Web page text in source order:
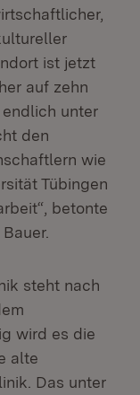
ist jetzt
auf zehn
unter
den
wie
Tübingen
betonte
steht nach
wird es die
alte
Das unter